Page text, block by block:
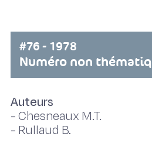
#76 - 1978
Numéro non
Auteurs
-Chesneaux M.T.
- Rullaud B.